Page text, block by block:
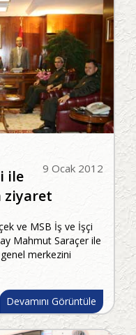
9 Ocak 2012
ile
ziyaret
ve MSB İş ve İşçi
Mahmut Saraçer ile
merkezini
Devamını Görüntüle